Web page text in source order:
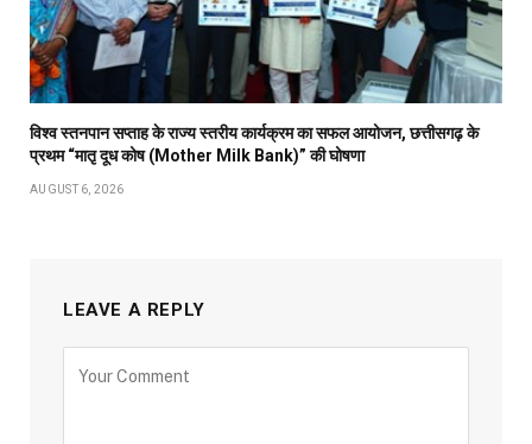
विश्व स्तनपान सप्ताह के राज्य स्तरीय कार्यक्रम का सफल आयोजन, छत्तीसगढ़ के
प्रथम “मातृ दूध कोष (Mother Milk Bank)” की घोषणा
AUGUST 6, 2026
LEAVE A REPLY